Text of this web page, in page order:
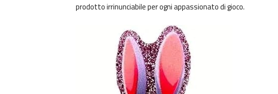
prodotto irrinunciabile per ogni appassionato di gioco.